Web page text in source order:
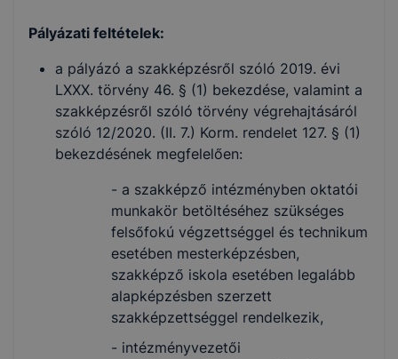
Pályázati feltételek:
a pályázó a szakképzésről szóló 2019. évi
LXXX. törvény 46. § (1) bekezdése, valamint a
szakképzésről szóló törvény végrehajtásáról
szóló 12/2020. (II. 7.) Korm. rendelet 127. § (1)
bekezdésének megfelelően:
- a szakképző intézményben oktatói
munkakör betöltéséhez szükséges
felsőfokú végzettséggel és technikum
esetében mesterképzésben,
szakképző iskola esetében legalább
alapképzésben szerzett
szakképzettséggel rendelkezik,
- intézményvezetői